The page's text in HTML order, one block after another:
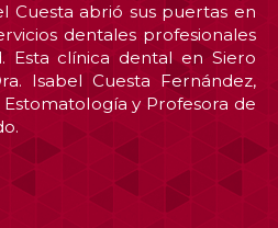
Cuesta abrió sus puertas en
dentales profesionales
Esta clínica dental en Siero
Isabel Cuesta Fernández,
y Profesora de